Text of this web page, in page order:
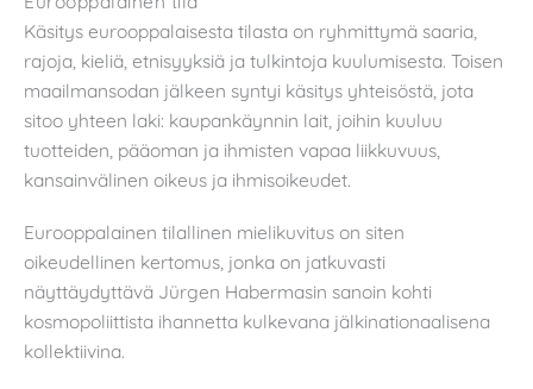
Käsitys eurooppalaisesta tilasta on ryhmittymä saaria,
rajoja, kieliä, etnisyyksiä ja tulkintoja kuulumisesta. Toisen
maailmansodan jälkeen syntyi käsitys yhteisöstä, jota
sitoo yhteen laki: kaupankäynnin lait, joihin kuuluu
tuotteiden, pääoman ja ihmisten vapaa liikkuvuus,
kansainvälinen oikeus ja ihmisoikeudet.
Eurooppalainen tilallinen mielikuvitus on siten
oikeudellinen kertomus, jonka on jatkuvasti
näyttäydyttävä Jürgen Habermasin sanoin kohti
kosmopoliittista ihannetta kulkevana jälkinationaalisena
kollektiivina.